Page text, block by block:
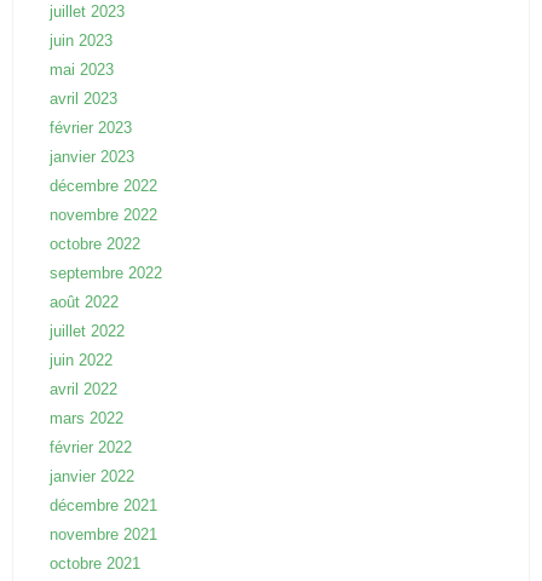
juillet 2023
juin 2023
mai 2023
avril 2023
février 2023
janvier 2023
décembre 2022
novembre 2022
octobre 2022
septembre 2022
août 2022
juillet 2022
juin 2022
avril 2022
mars 2022
février 2022
janvier 2022
décembre 2021
novembre 2021
octobre 2021